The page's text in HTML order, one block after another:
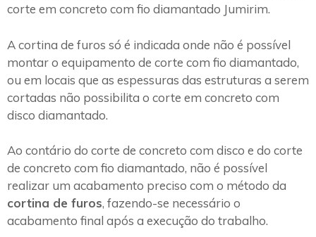
corte em concreto com fio diamantado Jumirim.
A cortina de furos só é indicada onde não é possível
montar o equipamento de corte com fio diamantado,
ou em locais que as espessuras das estruturas a serem
cortadas não possibilita o corte em concreto com
disco diamantado.
Ao contário do corte de concreto com disco e do corte
de concreto com fio diamantado, não é possível
realizar um acabamento preciso com o método da
cortina de furos, fazendo-se necessário o
acabamento final após a execução do trabalho.